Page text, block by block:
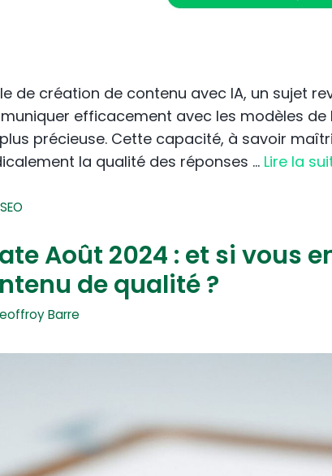
de création de contenu avec IA, un sujet
efficacement avec les modèles de
précieuse. Cette capacité, à savoir
la qualité des réponses … Lire la
Août 2024 : et si vous
de qualité ?
Barre